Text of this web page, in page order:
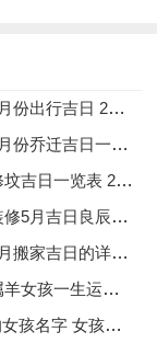
路平安，规避未
暗流，害太岁，
日 2027年6月出行吉日一览表
览表 2027年4月乔迁吉日吉时查询
表 2027年农历2月修坟吉日一览表
询表 2027年农历5月装修吉日一览表
细解释 2027年5月搬家吉日吉时查询
2015年属羊女2026年健康运好吗
取名字带飒字有什么名字好听